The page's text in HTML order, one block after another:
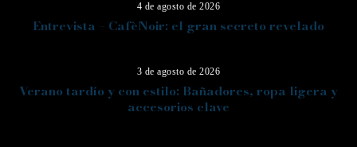
4 de agosto de 2026
Entrevista – CafèNoir: el gran secreto revelado
04
3 de agosto de 2026
Verano tardío y con estilo: Bañadores, ropa ligera y
accesorios clave